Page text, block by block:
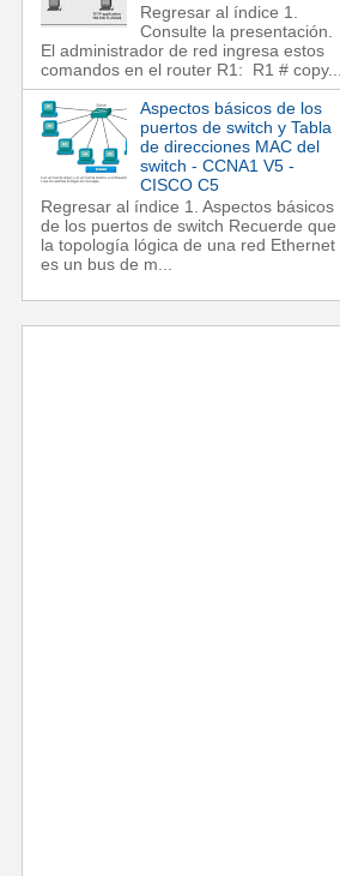
Regresar al índice 1.
Consulte la presentación.
El administrador de red ingresa estos
comandos en el router R1: R1 # copy...
Aspectos básicos de los
puertos de switch y Tabla
de direcciones MAC del
switch - CCNA1 V5 -
CISCO C5
Regresar al índice 1. Aspectos básicos
de los puertos de switch Recuerde que
la topología lógica de una red Ethernet
es un bus de m...